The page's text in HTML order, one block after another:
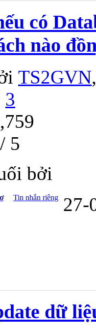
có
nào
TS2GVN
3
5
bởi
Tin nhắn riêng 27-
dữ